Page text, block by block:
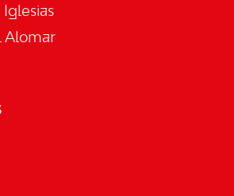
Iglesias
Alomar